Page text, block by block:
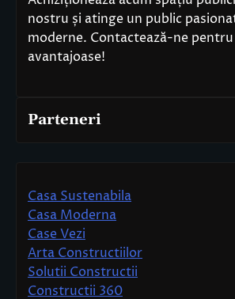
nostru și atinge un public
moderne. Contactează-ne
avantajoase!
Parteneri
Casa Sustenabila
Casa Moderna
Case Vezi
Arta Constructiilor
Solutii Constructii
Constructii 360